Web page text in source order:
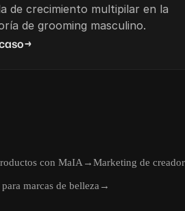
de crecimiento multipilar en la
de grooming masculino.
→
con MaIA →Marketing de
marcas de belleza →